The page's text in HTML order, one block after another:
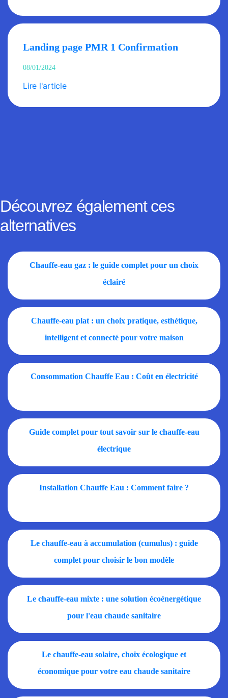
Landing page PMR 1 Confirmation
08/01/2024
Lire l'article
Découvrez également ces
alternatives
Chauffe-eau gaz : le guide complet pour un choix
éclairé
Chauffe-eau plat : un choix pratique, esthétique,
intelligent et connecté pour votre maison
Consommation Chauffe Eau : Coût en électricité
Guide complet pour tout savoir sur le chauffe-eau
électrique
Installation Chauffe Eau : Comment faire ?
Le chauffe-eau à accumulation (cumulus) : guide
complet pour choisir le bon modèle
Le chauffe-eau mixte : une solution écoénergétique
pour l'eau chaude sanitaire
Le chauffe-eau solaire, choix écologique et
économique pour votre eau chaude sanitaire